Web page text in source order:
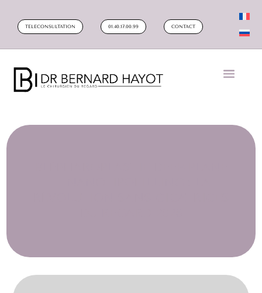
TELECONSULTATION 01.40.17.00.99 CONTACT